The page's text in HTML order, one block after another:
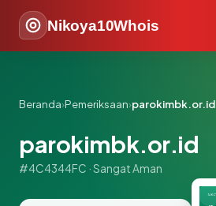
Nikoya10Whois
Beranda›Pemeriksaan›parokimbk.or.id
parokimbk.or.id
#4C4344FC · Sangat Aman